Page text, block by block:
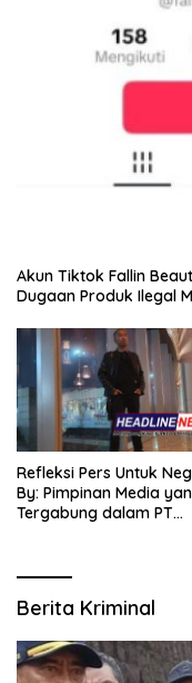
Akun Tiktok Fallin
Dugaan Produk Ilegal
Refleksi Pers Untuk
By: Pimpinan Media
Tergabung dalam PT
Berita Kriminal